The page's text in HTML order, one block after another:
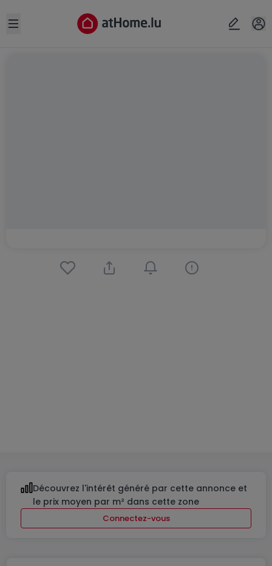
Open sidebar
Découvrez l'intérêt généré par cette annonce et
le prix moyen par m² dans cette zone
Connectez-vous